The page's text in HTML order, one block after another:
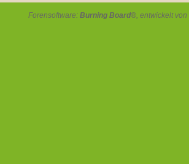
Forensoftware: Burning Board® , entwickelt von